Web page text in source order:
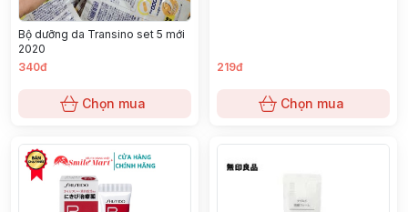
Bộ dưỡng da Transino set 5 mới
2020
340đ
Chọn mua
219đ
Chọn mua